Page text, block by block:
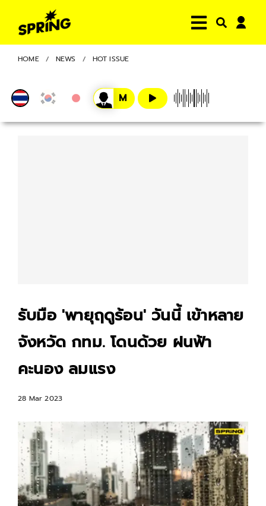
HOME NEWS HOT ISSUE
รับมือ 'พายุฤดูร้อน' วันนี้ เข้าหลาย
จังหวัด กทม. โดนด้วย ฝนฟ้า
คะนอง ลมแรง
28 Mar 2023